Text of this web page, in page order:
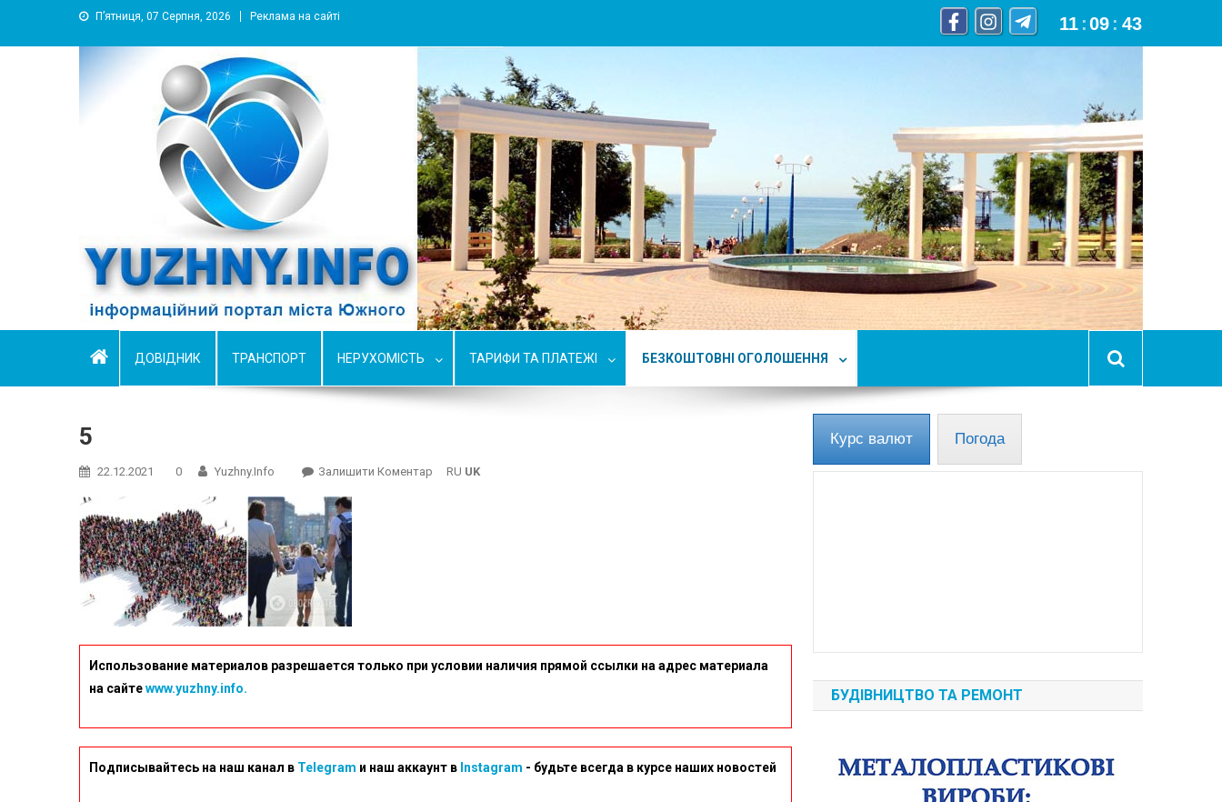
П’ятниця, 07 Серпня, 2026 Реклама на сайті 11 :09 : 44
YUZHNY.INFO
информационный портал города Южный
ДОВІДНИК ТРАНСПОРТ НЕРУХОМІСТЬ ТАРИФИ ТА ПЛАТЕЖІ БЕЗКОШТОВНІ ОГОЛОШЕННЯ
5
22.12.2021 0 Yuzhny.info Залишити Коментар RU UK
Использование материалов разрешается только при условии наличия прямой ссылки на адрес материала
на сайтеwww.yuzhny.info.
Подписывайтесь на наш канал в Telegram и наш аккаунт в Instagram - будьте всегда в курсе наших новостей
Курс валют Погода
БУДІВНИЦТВО ТА РЕМОНТ